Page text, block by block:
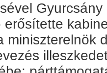
erősítette
miniszterelnök